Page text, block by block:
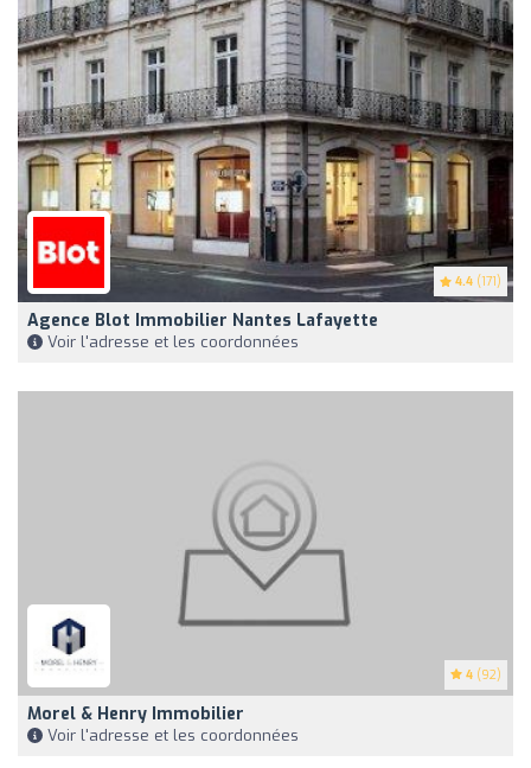
4.4 (171)
Agence Blot Immobilier Nantes Lafayette
Voir l'adresse et les coordonnées
4 (92)
Morel & Henry Immobilier
Voir l'adresse et les coordonnées